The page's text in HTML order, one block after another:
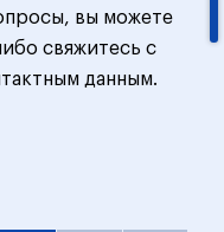
вы можете
свяжитесь с
данным.